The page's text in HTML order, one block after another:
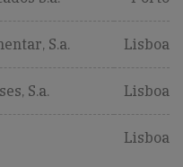
S.a. Lisboa
S.a. Lisboa
Lisboa